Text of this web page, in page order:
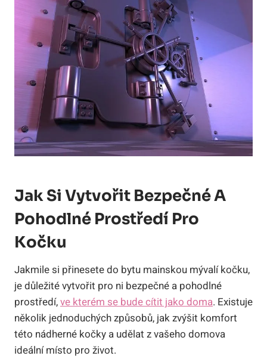
Jak Si Vytvořit Bezpečné A
Pohodlné Prostředí Pro
Kočku
Jakmile si přinesete do bytu mainskou mývalí kočku,
je důležité vytvořit pro ni bezpečné a pohodlné
prostředí,ve kterém se bude cítit jako doma. Existuje
několik jednoduchých způsobů, jak zvýšit komfort
této nádherné kočky a udělat z vašeho domova
ideální místo pro život.